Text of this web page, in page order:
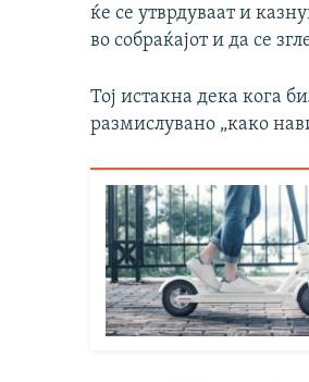
ќе се утврдуваат и
во собраќајот и да се
Тој истакна дека кога
размислувано „како